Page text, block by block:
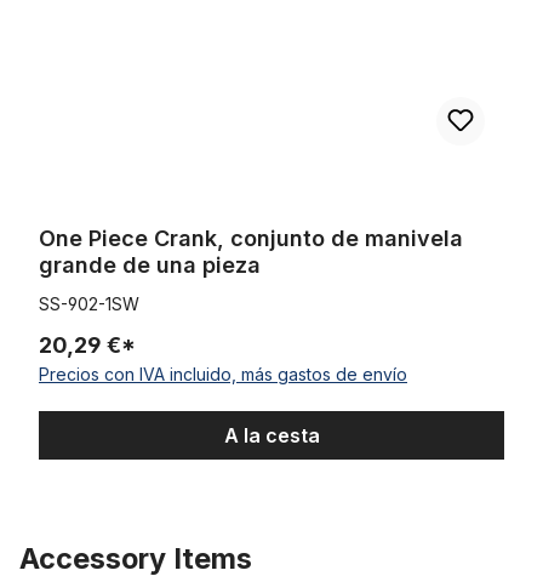
One Piece Crank, conjunto de manivela
grande de una pieza
SS-902-1SW
20,29 €*
Precios con IVA incluido, más gastos de envío
A la cesta
Accessory Items